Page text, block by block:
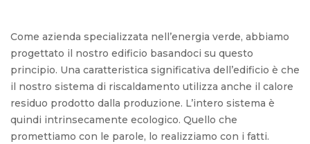
Come azienda specializzata nell’energia verde, abbiamo
progettato il nostro edificio basandoci su questo
principio. Una caratteristica significativa dell’edificio è che
il nostro sistema di riscaldamento utilizza anche il calore
residuo prodotto dalla produzione. L’intero sistema è
quindi intrinsecamente ecologico. Quello che
promettiamo con le parole, lo realizziamo con i fatti.